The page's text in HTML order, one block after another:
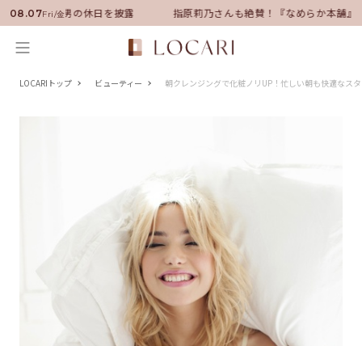
08.07Fri/金
任！いい男の休日を披露 指原莉乃さんも絶賛！『なめらか本舗』保
LOCARIトップ ビューティー 朝クレンジングで化粧ノリUP！忙しい朝も快適なス